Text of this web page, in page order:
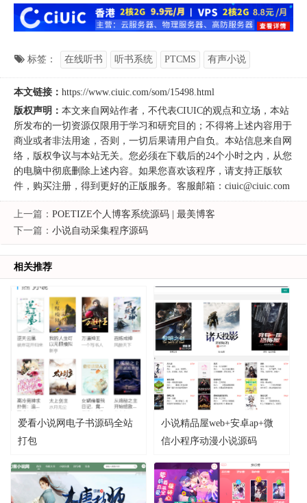
标签： 在线听书 听书系统 PTCMS 有声小说
本文链接： https://www.ciuic.com/som/15498.html
版权声明： 本文来自 网站作者 ，不代表CIUIC的观点和立场，本站
所发布的一切资源仅限用于学习和研究目的；不得将上述内容用于
商业或者非法用途，否则，一切后果请用户自负。本站信息来自网
络，版权争议与本站无关。您必须在下载后的24个小时之内，从您
的电脑中彻底删除上述内容。如果您喜欢该程序，请支持正版软
件，购买注册，得到更好的正版服务。客服邮箱：ciuic@ciuic.com
上一篇： POETIZE个人博客系统源码 | 最美博客
下一篇： 小说自动采集程序源码
相关推荐
爱看小说网电子书源码全站
打包
小说精品屋web+安卓ap+微
信小程序动漫小说源码